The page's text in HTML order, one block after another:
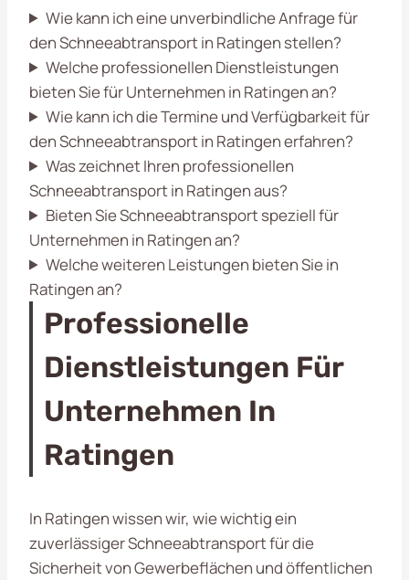
Wie kann ich eine unverbindliche Anfrage für
den Schneeabtransport in Ratingen stellen?
Welche professionellen Dienstleistungen
bieten Sie für Unternehmen in Ratingen an?
Wie kann ich die Termine und Verfügbarkeit für
den Schneeabtransport in Ratingen erfahren?
Was zeichnet Ihren professionellen
Schneeabtransport in Ratingen aus?
Bieten Sie Schneeabtransport speziell für
Unternehmen in Ratingen an?
Welche weiteren Leistungen bieten Sie in
Ratingen an?
Professionelle
Dienstleistungen Für
Unternehmen In
Ratingen
In Ratingen wissen wir, wie wichtig ein
zuverlässiger Schneeabtransport für die
Sicherheit von Gewerbeflächen und öffentlichen